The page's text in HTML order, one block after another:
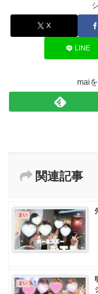
X
LINE
mai
関連記事
まい
まい